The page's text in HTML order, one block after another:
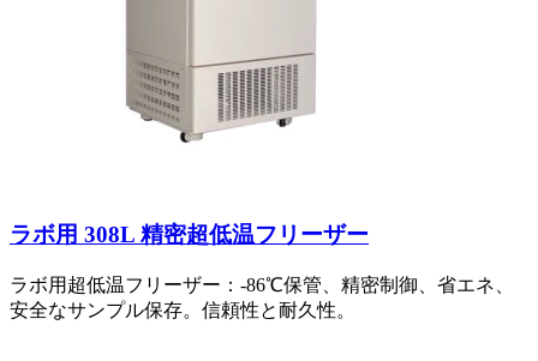
ラボ用 308L 精密超低温フリーザー
ラボ用超低温フリーザー：-86℃保管、精密制御、省エネ、
安全なサンプル保存。信頼性と耐久性。